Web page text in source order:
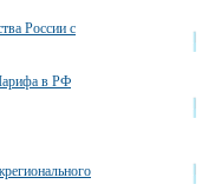
России с
в РФ